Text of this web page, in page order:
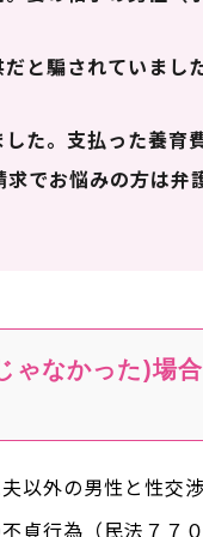
と騙されていまし
た。支払った養育
でお悩みの方は弁
ゃなかった)場
以外の男性と性交
貞行為（民法７７